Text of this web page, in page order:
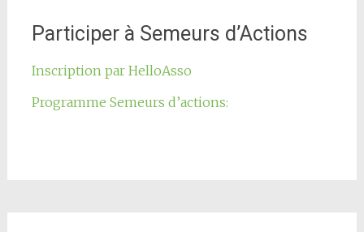
Participer à Semeurs d’Actions
Inscription par HelloAsso
Programme Semeurs d’actions: